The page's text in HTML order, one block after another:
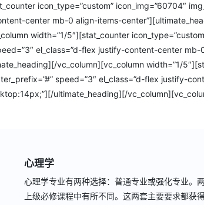
icon_type=”custom” icon_img=”60704″
center mb-0 align-items-
width=”1/5″][stat_counter
el_class=”d-flex justify-content-center
vc_column][vc_column width=”1/
speed=”3″ el_class=”d-flex justify-
ultimate_heading][/
心理学
心理学专业有两种选择：普通专业或强化专业。
上级必修课程中有所不同。这两套主要要求都获